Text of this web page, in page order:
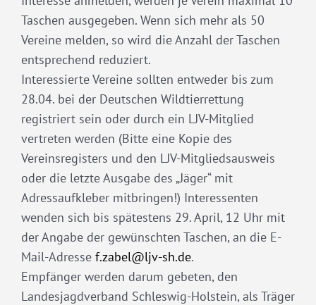
Taschen ausgegeben. Wenn sich mehr als 50
Vereine melden, so wird die Anzahl der Taschen
entsprechend reduziert.
Interessierte Vereine sollten entweder bis zum
28.04. bei der Deutschen Wildtierrettung
registriert sein oder durch ein LJV-Mitglied
vertreten werden (Bitte eine Kopie des
Vereinsregisters und den LJV-Mitgliedsausweis
oder die letzte Ausgabe des „Jäger“ mit
Adressaufkleber mitbringen!) Interessenten
wenden sich bis spätestens 29. April, 12 Uhr mit
der Angabe der gewünschten Taschen, an die E-
Mail-Adresse f.zabel@ljv-sh.de.
Empfänger werden darum gebeten, den
Landesjagdverband Schleswig-Holstein, als Träger